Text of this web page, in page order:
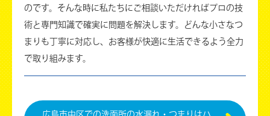
のです。そんな時に私たちにご相談いただければプロの技
術と専門知識で確実に問題を解決します。どんな小さなつ
まりも丁寧に対応し、お客様が快適に生活できるよう全力
で取り組みます。
広島市中区での洗面所の水漏れ・つまりはハ